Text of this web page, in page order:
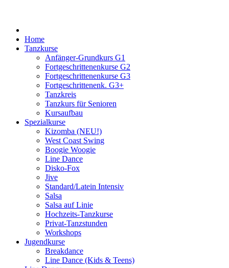
Home
Tanzkurse
Anfänger-Grundkurs G1
Fortgeschrittenenkurse G2
Fortgeschrittenenkurse G3
Fortgeschrittenenk. G3+
Tanzkreis
Tanzkurs für Senioren
Kursaufbau
Spezialkurse
Kizomba (NEU!)
West Coast Swing
Boogie Woogie
Line Dance
Disko-Fox
Jive
Standard/Latein Intensiv
Salsa
Salsa auf Linie
Hochzeits-Tanzkurse
Privat-Tanzstunden
Workshops
Jugendkurse
Breakdance
Line Dance (Kids & Teens)